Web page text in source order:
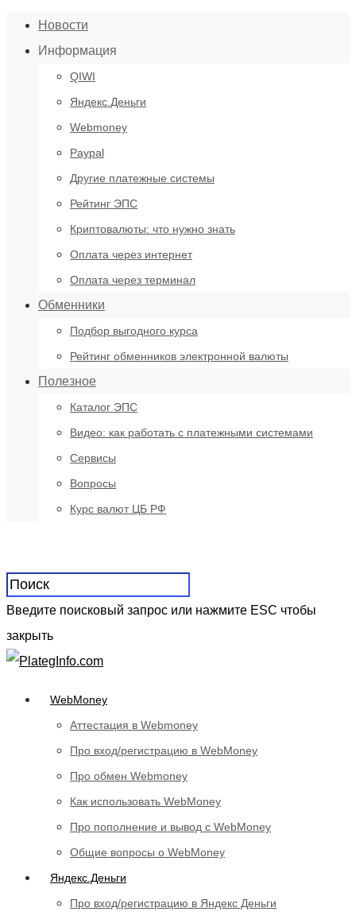
Новости
Информация
QIWI
Яндекс.Деньги
Webmoney
Paypal
Другие платежные системы
Рейтинг ЭПС
Криптовалюты: что нужно знать
Оплата через интернет
Оплата через терминал
Обменники
Подбор выгодного курса
Рейтинг обменников электронной валюты
Полезное
Каталог ЭПС
Видео: как работать с платежными системами
Сервисы
Вопросы
Курс валют ЦБ РФ
Введите поисковый запрос или нажмите ESC чтобы
закрыть
WebMoney
Аттестация в Webmoney
Про вход/регистрацию в WebMoney
Про обмен Webmoney
Как использовать WebMoney
Про пополнение и вывод с WebMoney
Общие вопросы о WebMoney
Яндекс.Деньги
Про вход/регистрацию в Яндекс Деньги